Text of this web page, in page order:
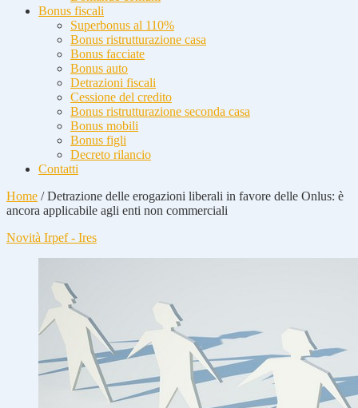
Bonus fiscali
Superbonus al 110%
Bonus ristrutturazione casa
Bonus facciate
Bonus auto
Detrazioni fiscali
Cessione del credito
Bonus ristrutturazione seconda casa
Bonus mobili
Bonus figli
Decreto rilancio
Contatti
Home /Detrazione delle erogazioni liberali in favore delle Onlus: è
ancora applicabile agli enti non commerciali
Novità Irpef - Ires